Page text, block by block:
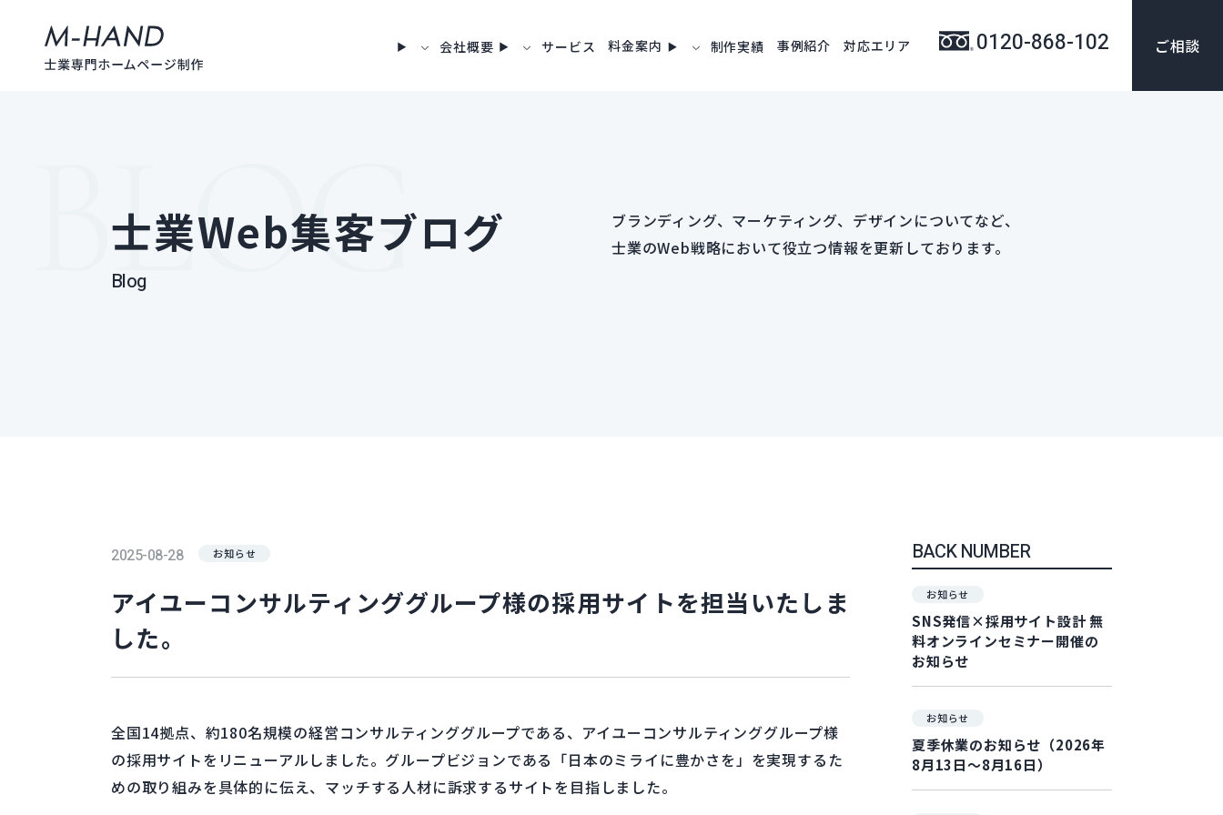
会社概要 サービス 料金案内 制作実績 事例紹介 対応エリア 0120-868-102 ご相談
士業Web集客ブログ
Blog
ブランディング、​マーケティング、​デザインに​ついてなど、
士業の​Web戦略に​おいて​役立つ情報を​更新しております。
2025-08-28 お知らせ
アイユーコンサルティンググループ様の採用サイトを担当いたしま
した。
全国14拠点、約180名規模の経営コンサルティンググループである、アイユーコンサルティンググループ様
の採用サイトをリニューアルしました。グループビジョンである「日本のミライに豊かさを」を実現するた
めの取り組みを具体的に伝え、マッチする人材に訴求するサイトを目指しました。
BACK NUMBER
お知らせ
SNS発信×採用サイト設計 無
料オンラインセミナー開催の
お知らせ
お知らせ
夏季休業のお知らせ（2026年
8月13日～8月16日）